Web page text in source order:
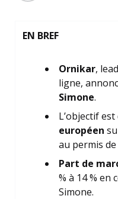
EN BREF
Ornikar,
ligne,
Simone.
L’objectif
européen
au permis
Part de
% à 14 % en
Simone.